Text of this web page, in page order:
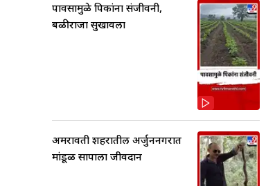
पावसामुळे पिकांना संजीवनी,
बळीराजा सुखावला
अमरावती शहरातील अर्जुननगरात
मांडूळ सापाला जीवदान